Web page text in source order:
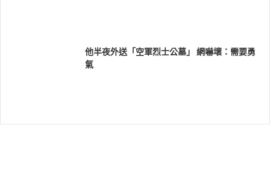
他半夜外送「空軍烈士公墓」 網嚇壞：需要勇
氣